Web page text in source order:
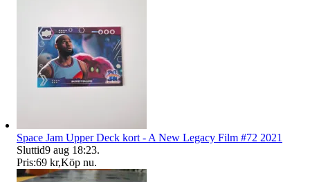
Space Jam Upper Deck kort - A New Legacy Film #72 2021
Sluttid9 aug 18:23.
Pris:69 kr,Köp nu.